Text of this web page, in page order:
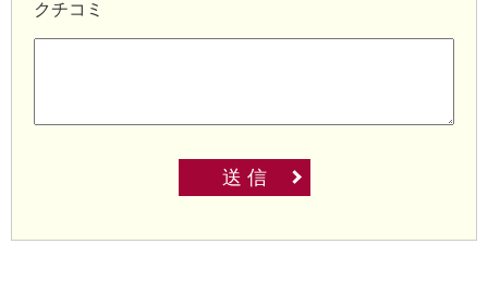
クチコミ
送 信